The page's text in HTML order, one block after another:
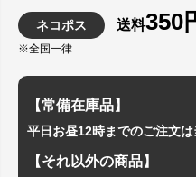
ネコポス 送料350
※全国一律
【常備在庫品】
平日お昼12時までのご注文
【それ以外の商品】